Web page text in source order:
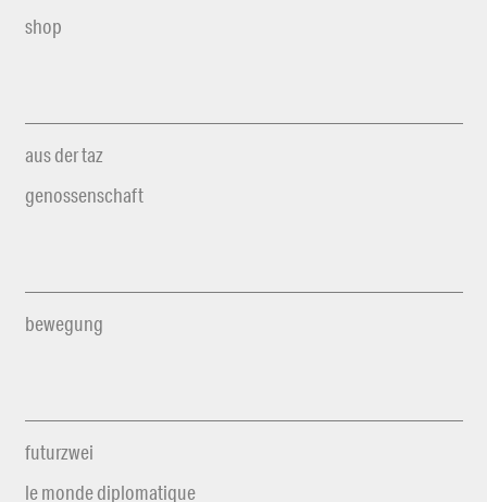
shop
aus der taz
genossenschaft
bewegung
futurzwei
le monde diplomatique